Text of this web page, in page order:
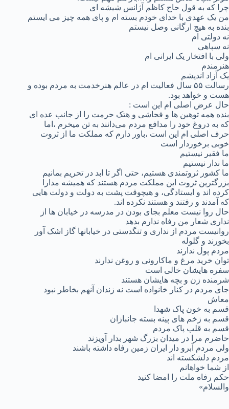
چرا که به قول حاج کاظم آژانس شیشه ای
من یک عهدی با خدای خودم بسته ام و پای همه چیز می ایستم
بنده به هیچ ارگانی وصل نیستم
نه دولتی ام
نه سپاهی
ولی با افتخار یک ایرانی ام
هنرمندم
یک آزاد اندیشم
رسالت ۵۵ سال فعالیت ام در عالم هنرخدمت به مردم بوده و
هست و خواهد بود.
حال عرض اصلی ام این است :
بنده همه توهین ها و فحاشی و هتک حرمت را از جانب عده ای
که به دروغ خود را مدافع مردم می‌دانند به تن میخرم ،اما
حرف اصلی ام این است ،باور دارم که مملکت ما از ثروت
خوبی برخوردار است
ما فقیر نیستیم
ما ندار نیستیم
ما کشور ثروتمندی هستیم، حتی اگر تا ابد در تحریم بمانیم
بزرگترین ثروت این مملکت مردم هستند که همیشه مدارا
کرده اند و ایستادگی، و هیچوقت پشت به دولت و دولت هایی
که آمدند و رفتند و هستند نکرده اند.
حال روا نیست معلم بجای بودن در مدرسه در خیابان ها از
نداری شعار من رفاه ندارم بدهد
روانیست مردم از نداری و تنگدستی در خیابانها گاز اشک آور
بخورند و گلوله
مردم پول ندارند
توان خرید مرغ و ماکارونی و روغن ندارند
سفره هایشان خالی است
شرمنده زن و بچه هایشان هستند
جای مردم در کنار خانواده است نه زندان آنهم بخاطر نبود
معاش
قسم به خون پاک شهدا
قسم به زخم های پینه بسته جانبازان
قسم به قلب پاک مردم
حاضرم مرا در میدان بزرگ شهر بدار آویزند
ولی مردم آبرو دار ایران زمین رفاه داشته باشند
مردم دلشکسته اند
از شما خواهانم
حکم رفاه ملت را امضا کنید
والسلام»